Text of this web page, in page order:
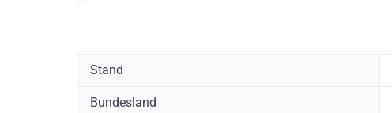
Stand
Bundesland